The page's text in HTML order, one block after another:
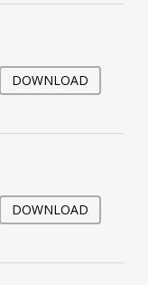
DOWNLOAD
DOWNLOAD